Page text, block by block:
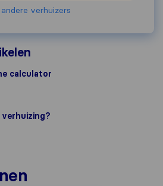
verhuizers
calculator